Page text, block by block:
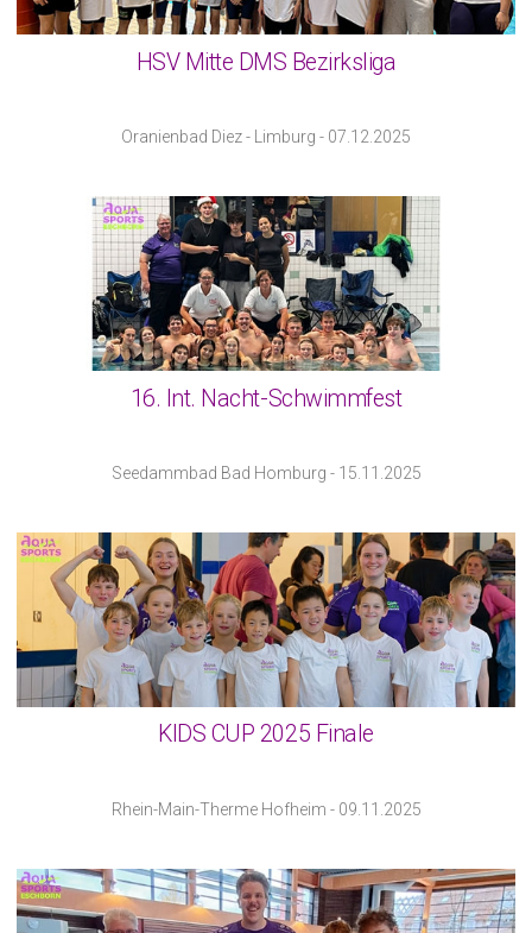
HSV Mitte DMS Bezirksliga
Oranienbad Diez - Limburg - 07.12.2025
16. Int. Nacht-Schwimmfest
Seedammbad Bad Homburg - 15.11.2025
KIDS CUP 2025 Finale
Rhein-Main-Therme Hofheim - 09.11.2025